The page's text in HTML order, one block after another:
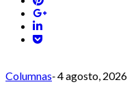
Columnas-4 agosto, 2026